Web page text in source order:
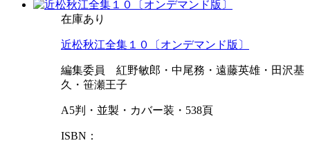
在庫あり
近松秋江全集１０〔オンデマンド版〕
編集委員 紅野敏郎・中尾務・遠藤英雄・田沢基
久・笹瀬王子
A5判・並製・カバー装・538頁
ISBN：